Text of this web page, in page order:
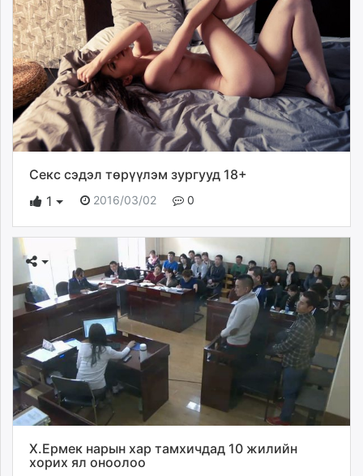
Секс сэдэл төрүүлэм зургууд 18+
1
2016/03/02 0
Х.Ермек нарын хар тамхичдад 10 жилийн
хорих ял оноолоо